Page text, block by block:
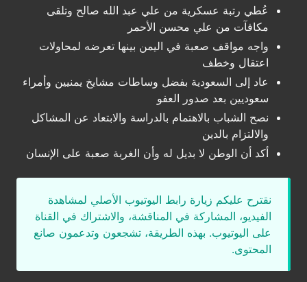
عُطي رتبة عسكرية من علي عبد الله صالح وتلقى
مكافآت من علي محسن الأحمر
واجه مواقف صعبة في اليمن بينها تعرضه لمحاولات
اعتقال وخطف
عاد إلى السعودية بفضل وساطات مشايخ يمنيين وأمراء
سعوديين بعد صدور العفو
نصح الشباب بالاهتمام بالدراسة والابتعاد عن المشاكل
والالتزام بالدين
أكد أن الوطن لا بديل له وأن الغربة صعبة على الإنسان
نقترح عليكم زيارة رابط اليوتيوب الأصلي لمشاهدة
الفيديو، المشاركة في المناقشة، والاشتراك في القناة
على اليوتيوب. بهذه الطريقة، تشجعون وتدعمون صانع
المحتوى.